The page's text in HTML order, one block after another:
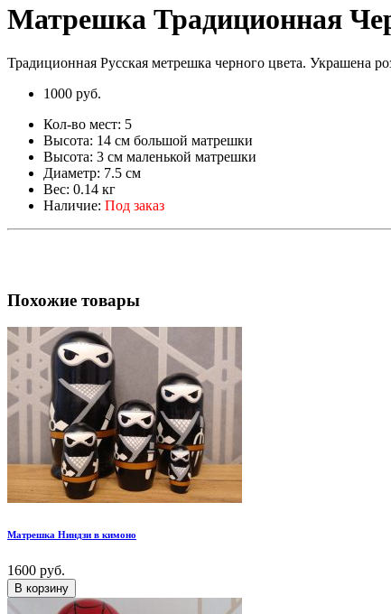
Матрешка Традиционная
Традиционная Русская метрешка черного цвета. Украшена
1000 руб.
Кол-во мест: 5
Высота: 14 см большой матрешки
Высота: 3 см маленькой матрешки
Диаметр: 7.5 см
Вес: 0.14 кг
Наличие: Под заказ
Похожие товары
Матрешка Ниндзи в кимоно
1600 руб.
В корзину